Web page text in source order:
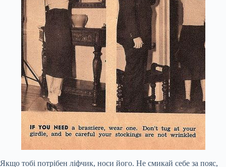
Якщо тобі потрібен ліфчик, носи його. Не смикай себе за пояс,